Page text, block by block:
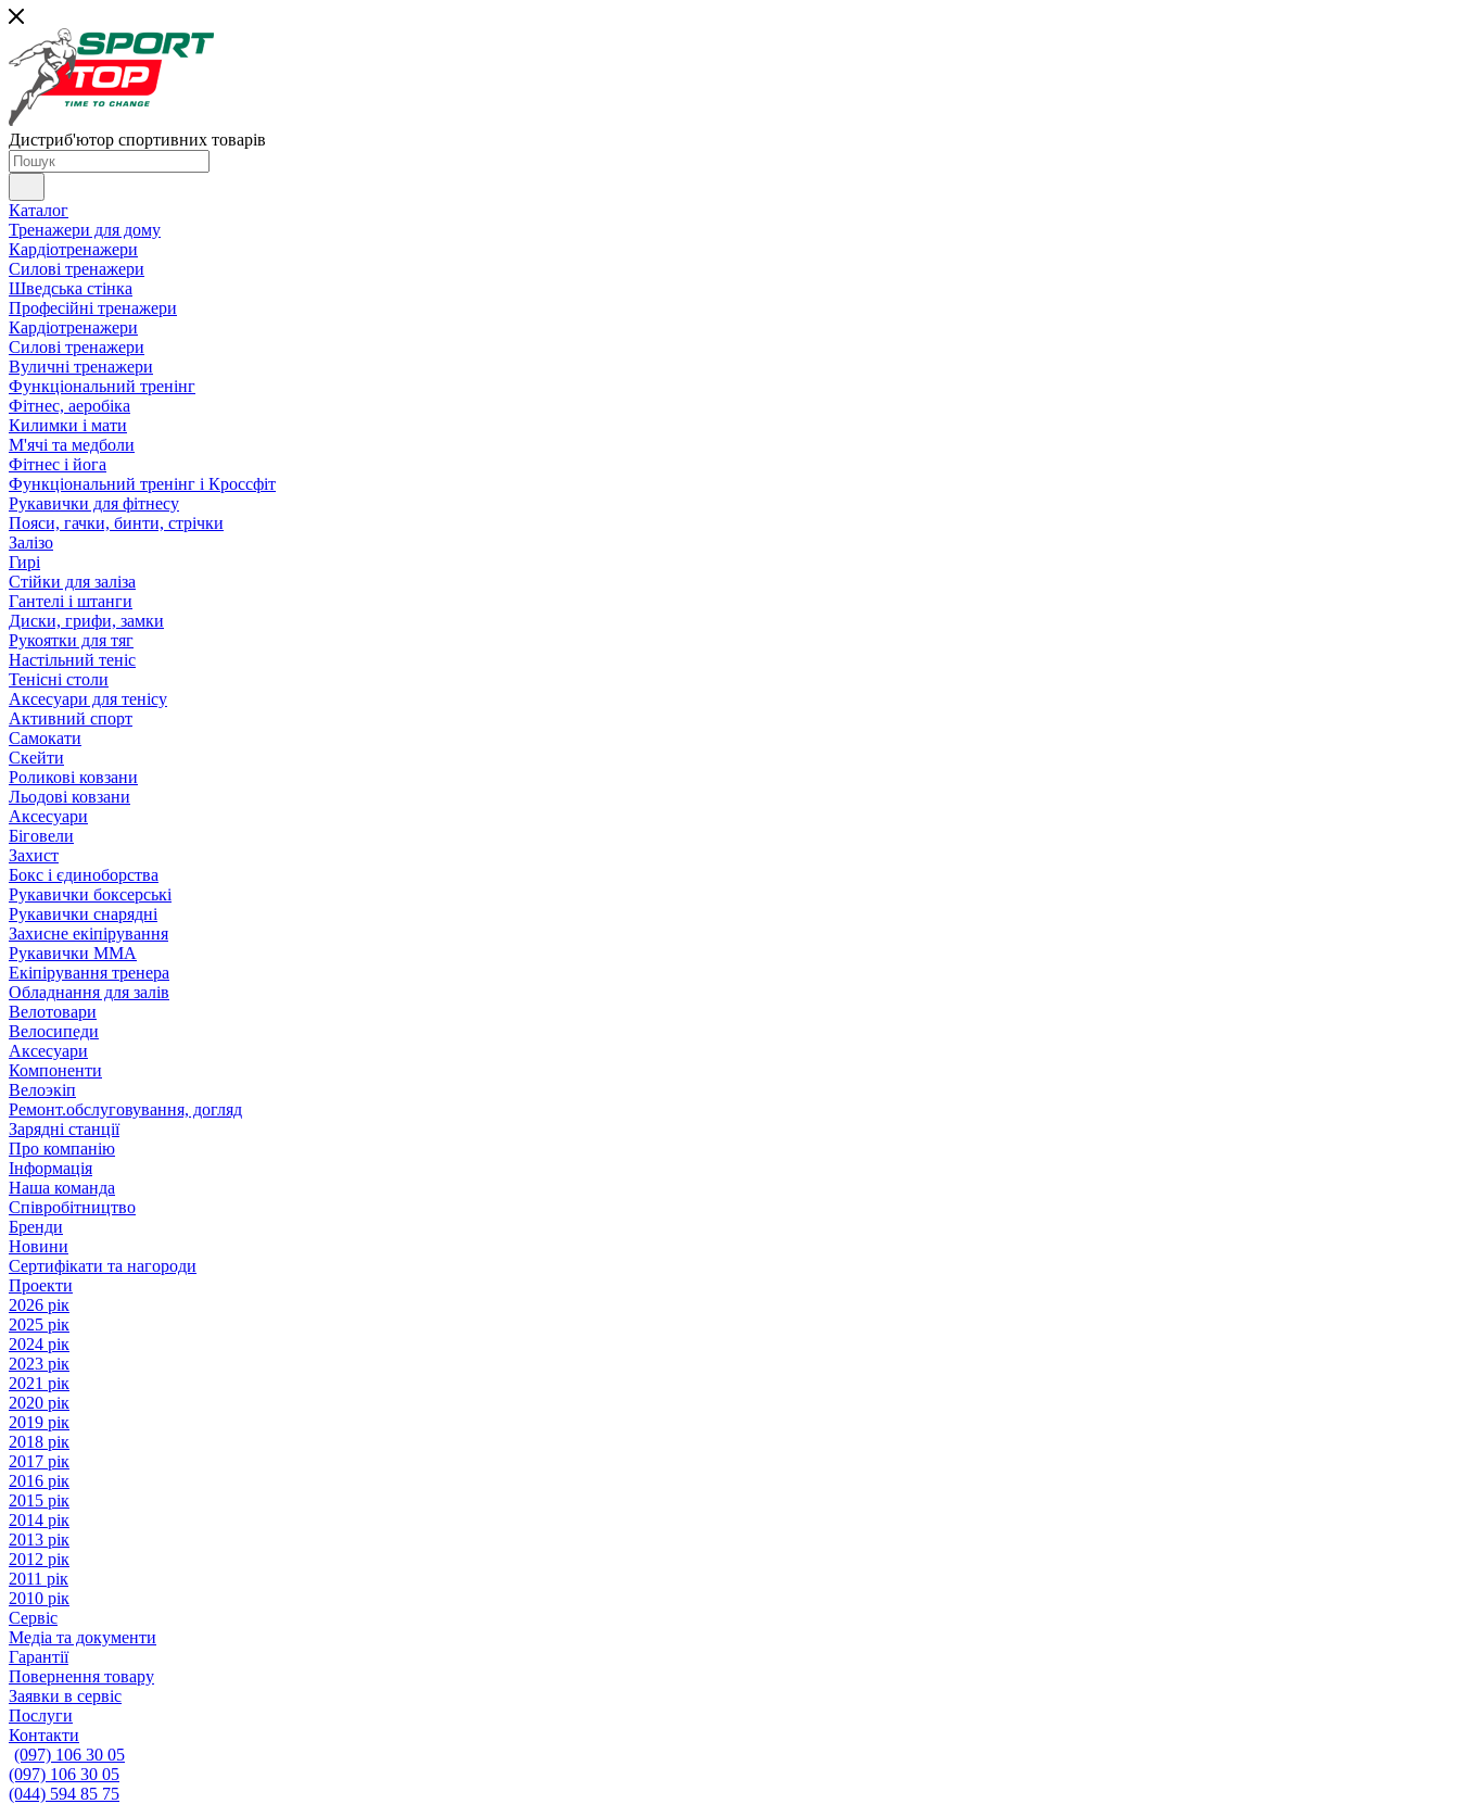
Дистриб'ютор спортивних товарів
Каталог
Тренажери для дому
Кардіотренажери
Силові тренажери
Шведська стінка
Професійні тренажери
Кардіотренажери
Силові тренажери
Вуличні тренажери
Функціональний тренінг
Фітнес, аеробіка
Килимки і мати
М'ячі та медболи
Фітнес і йога
Функціональний тренінг і Кроссфіт
Рукавички для фітнесу
Пояси, гачки, бинти, стрічки
Залізо
Гирі
Стійки для заліза
Гантелі і штанги
Диски, грифи, замки
Рукоятки для тяг
Настільний теніс
Тенісні столи
Аксесуари для тенісу
Активний спорт
Самокати
Скейти
Роликові ковзани
Льодові ковзани
Аксесуари
Біговели
Захист
Бокс і єдиноборства
Рукавички боксерські
Рукавички снарядні
Захисне екіпірування
Рукавички ММА
Екіпірування тренера
Обладнання для залів
Велотовари
Велосипеди
Аксесуари
Компоненти
Велоэкіп
Ремонт.обслуговування, догляд
Зарядні станції
Про компанію
Інформація
Наша команда
Співробітництво
Бренди
Новини
Сертифікати та нагороди
Проекти
2026 рік
2025 рік
2024 рік
2023 рік
2021 рік
2020 рік
2019 рік
2018 рік
2017 рік
2016 рік
2015 рік
2014 рік
2013 рік
2012 рік
2011 рік
2010 рік
Сервіс
Медіа та документи
Гарантії
Повернення товару
Заявки в сервіс
Послуги
Контакти
(097) 106 30 05
(097) 106 30 05
(044) 594 85 75